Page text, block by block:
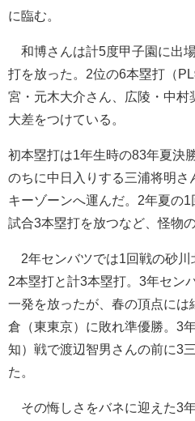
に臨む。
和博さんは計5度甲子園に出
打を放った。2位の6本塁打（
宮・元木大介さん、広陵・中村
大差をつけている。
初本塁打は1年生時の83年夏決
のちに中日入りする三浦将明さ
キーゾーンへ運んだ。2年夏の
試合3本塁打を放つなど、怪物
2年センバツでは1回戦の砂川
2本塁打と計3本塁打。3年セン
一発を放ったが、春の頂点に
倉（東東京）に敗れ準優勝。3
知）戦で渡辺智男さんの前に3
た。
その悔しさをバネに迎えた3